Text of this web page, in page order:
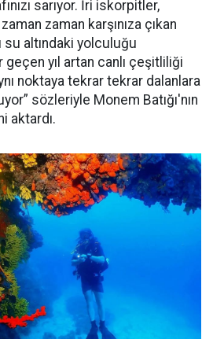
sarıyor. İri iskorpitler,
zaman karşınıza çıkan
su altındaki yolculuğu
geçen yıl artan canlı çeşitliliği
noktaya tekrar tekrar dalanlara
sözleriyle Monem Batığı'nın
aktardı.